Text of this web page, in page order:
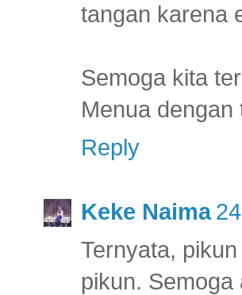
tangan karena
Semoga kita
Menua dengan
Reply
Keke Naima
Ternyata,
pikun.